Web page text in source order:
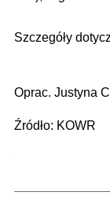
Szczegóły
Oprac. Justyna
Źródło: KOWR